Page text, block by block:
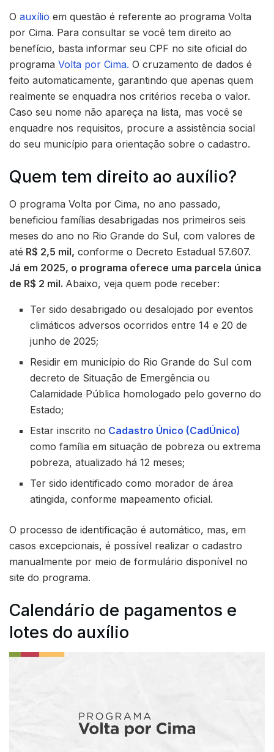
O auxílio em questão é referente ao programa Volta
por Cima. Para consultar se você tem direito ao
benefício, basta informar seu CPF no site oficial do
programa Volta por Cima. O cruzamento de dados é
feito automaticamente, garantindo que apenas quem
realmente se enquadra nos critérios receba o valor.
Caso seu nome não apareça na lista, mas você se
enquadre nos requisitos, procure a assistência social
do seu município para orientação sobre o cadastro.
Quem tem direito ao auxílio?
O programa Volta por Cima, no ano passado,
beneficiou famílias desabrigadas nos primeiros seis
meses do ano no Rio Grande do Sul, com valores de
até R$ 2,5 mil, conforme o Decreto Estadual 57.607.
Já em 2025, o programa oferece uma parcela única
de R$ 2 mil. Abaixo, veja quem pode receber:
Ter sido desabrigado ou desalojado por eventos
climáticos adversos ocorridos entre 14 e 20 de
junho de 2025;
Residir em município do Rio Grande do Sul com
decreto de Situação de Emergência ou
Calamidade Pública homologado pelo governo do
Estado;
Estar inscrito no Cadastro Único (CadÚnico)
como família em situação de pobreza ou extrema
pobreza, atualizado há 12 meses;
Ter sido identificado como morador de área
atingida, conforme mapeamento oficial.
O processo de identificação é automático, mas, em
casos excepcionais, é possível realizar o cadastro
manualmente por meio de formulário disponível no
site do programa.
Calendário de pagamentos e
lotes do auxílio